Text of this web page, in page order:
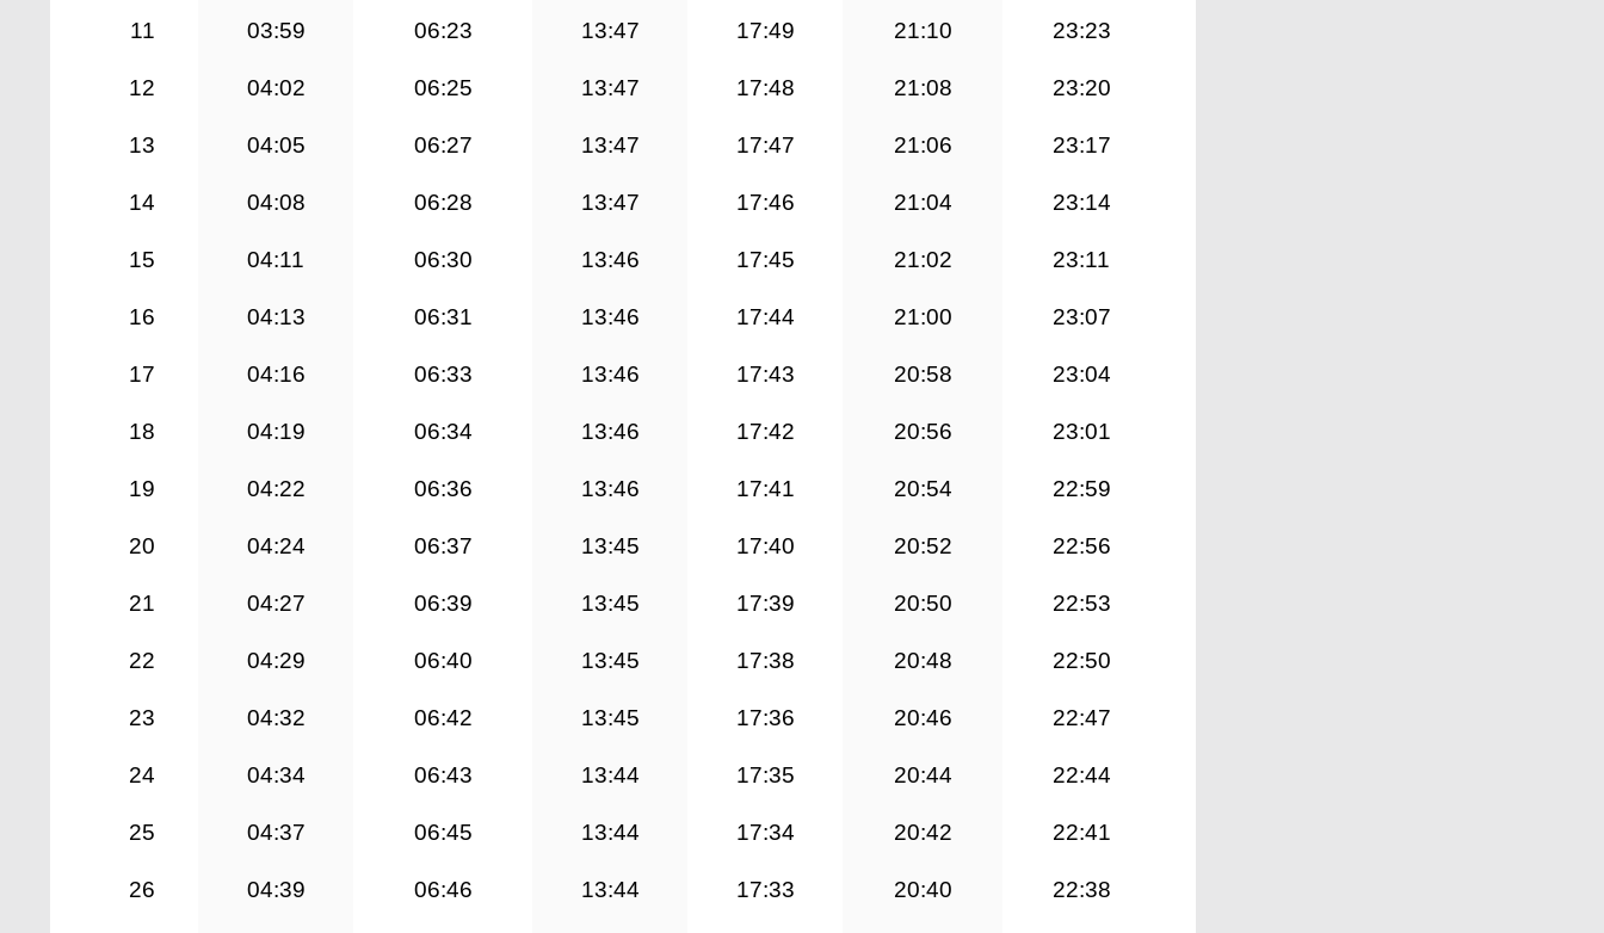
11 03:59 06:23 13:47 17:49 21:10 23:23
12 04:02 06:25 13:47 17:48 21:08 23:20
13 04:05 06:27 13:47 17:47 21:06 23:17
14 04:08 06:28 13:47 17:46 21:04 23:14
15 04:11 06:30 13:46 17:45 21:02 23:11
16 04:13 06:31 13:46 17:44 21:00 23:07
17 04:16 06:33 13:46 17:43 20:58 23:04
18 04:19 06:34 13:46 17:42 20:56 23:01
19 04:22 06:36 13:46 17:41 20:54 22:59
20 04:24 06:37 13:45 17:40 20:52 22:56
21 04:27 06:39 13:45 17:39 20:50 22:53
22 04:29 06:40 13:45 17:38 20:48 22:50
23 04:32 06:42 13:45 17:36 20:46 22:47
24 04:34 06:43 13:44 17:35 20:44 22:44
25 04:37 06:45 13:44 17:34 20:42 22:41
26 04:39 06:46 13:44 17:33 20:40 22:38